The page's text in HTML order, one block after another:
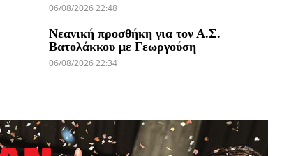
06/08/2026 22:48
Νεανική προσθήκη για τον Α.Σ.
Βατολάκκου με Γεωργούση
06/08/2026 22:34